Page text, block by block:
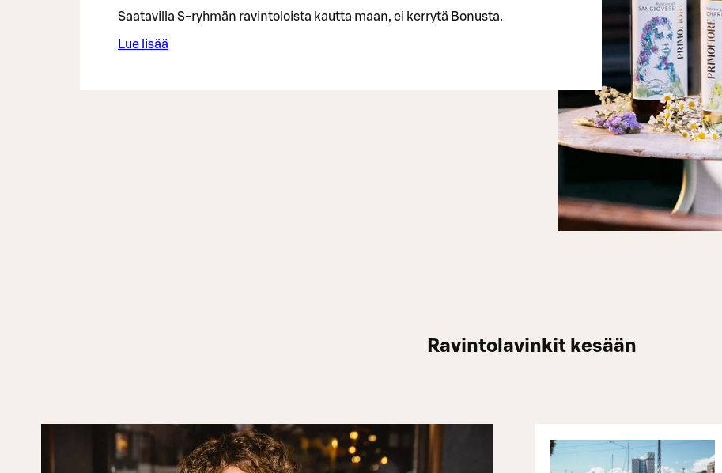
Saatavilla S-ryhmän ravintoloista kautta maan, ei kerrytä Bonusta.
Lue lisää
Ravintolavinkit kesään